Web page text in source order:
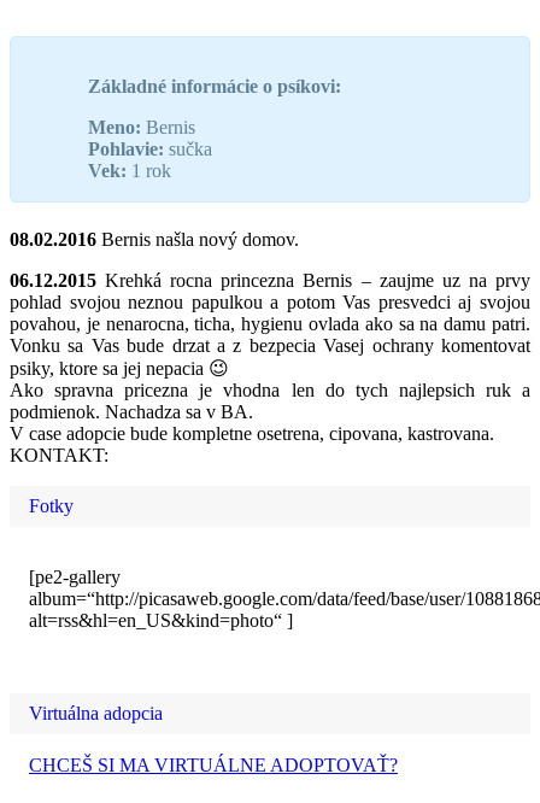
Základné informácie o psíkovi:
Meno: Bernis
Pohlavie: sučka
Vek: 1 rok
08.02.2016 Bernis našla nový domov.
06.12.2015 Krehká rocna princezna Bernis – zaujme uz na prvy
pohlad svojou neznou papulkou a potom Vas presvedci aj svojou
povahou, je nenarocna, ticha, hygienu ovlada ako sa na damu patri.
Vonku sa Vas bude drzat a z bezpecia Vasej ochrany komentovat
psiky, ktore sa jej nepacia 😉
Ako spravna pricezna je vhodna len do tych najlepsich ruk a
podmienok. Nachadza sa v BA.
V case adopcie bude kompletne osetrena, cipovana, kastrovana.
KONTAKT:
Fotky
[pe2-gallery
album=“http://picasaweb.google.com/data/feed/base/user/
alt=rss&hl=en_US&kind=photo“ ]
Virtuálna adopcia
CHCEŠ SI MA VIRTUÁLNE ADOPTOVAŤ?